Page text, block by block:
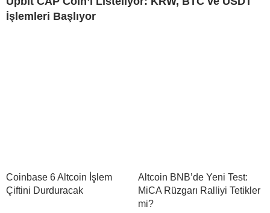
İşlemleri Başlıyor
Coinbase 6 Altcoin İşlem
Çiftini Durduracak
Altcoin BNB’de Yeni Test:
MiCA Rüzgarı Ralliyi Tetikler
mi?